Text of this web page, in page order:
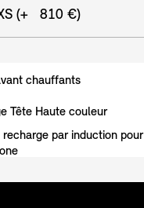
(+ 810 €)
chauffants
Tête Haute couleur
recharge par induction pour